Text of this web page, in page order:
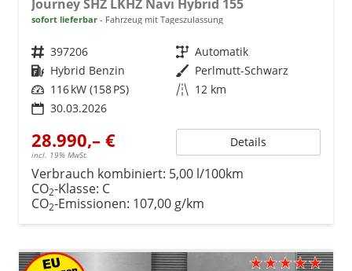
Journey SHZ LKHZ Navi Hybrid 155
sofort lieferbar Fahrzeug mit Tageszulassung
Fahrzeugnr. 397206 Getriebe Automatik
Kraftstoff Hybrid Benzin Außenfarbe Perlmutt-Schwarz
Leistung 116 kW (158 PS) Kilometerstand 12 km
30.03.2026
28.990,– €
incl. 19% MwSt.
Details
Verbrauch kombiniert: 5,00 l/100km
CO2-Klasse: C
CO2-Emissionen: 107,00 g/km